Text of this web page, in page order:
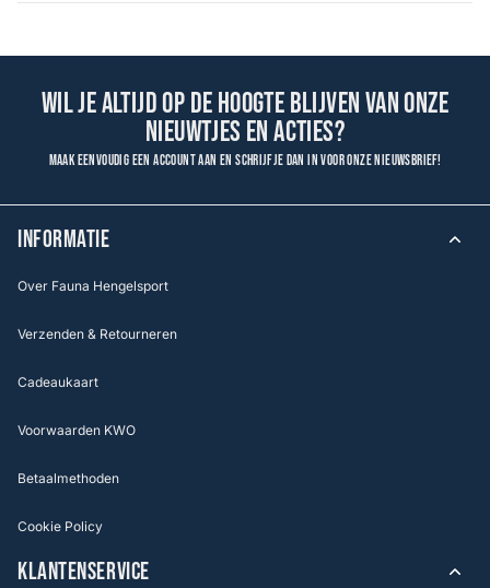
Wil je altijd op de hoogte blijven van onze
nieuwtjes en acties?
Maak eenvoudig een account aan en schrijf je dan in voor onze nieuwsbrief!
INFORMATIE
Over Fauna Hengelsport
Verzenden & Retourneren
Cadeaukaart
Voorwaarden KWO
Betaalmethoden
Cookie Policy
KLANTENSERVICE